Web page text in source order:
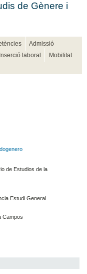
de Gènere i
Admissió
Inserció laboral
Mobilitat
de Estudios de la
Estudi General
Campos